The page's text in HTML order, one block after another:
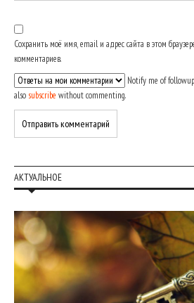
Сохранить моё имя, email и адрес сайта в этом
комментариев.
Notify me of
also subscribe without commenting.
АКТУАЛЬНОЕ